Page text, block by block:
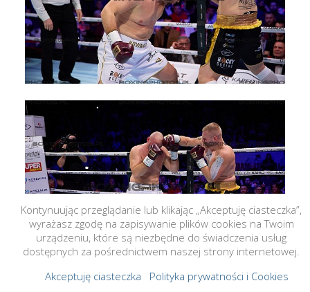
Kontynuując przeglądanie lub klikając „Akceptuję ciasteczka”,
wyrażasz zgodę na zapisywanie plików cookies na Twoim
urządzeniu, które są niezbędne do świadczenia usług
dostępnych za pośrednictwem naszej strony internetowej.
Akceptuję ciasteczka
Polityka prywatności i Cookies